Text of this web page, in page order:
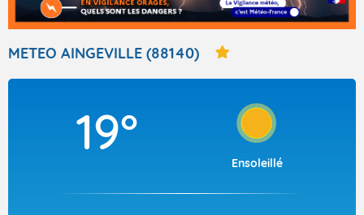
TOUS LES RÉSULTATS
Articles
METEO AINGEVILLE (88140)
19°
Ensoleillé